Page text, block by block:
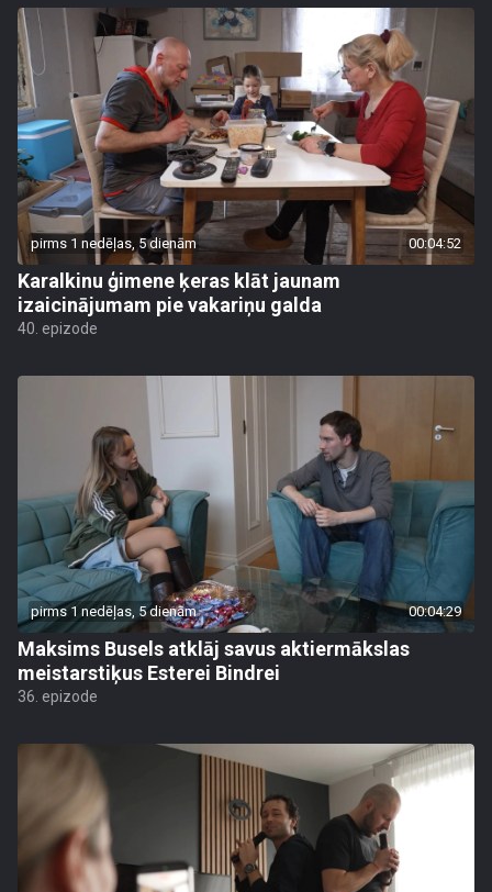
pirms 1 nedēļas, 5 dienām 00:04:52
Karalkinu ģimene ķeras klāt jaunam
izaicinājumam pie vakariņu galda
40. epizode
pirms 1 nedēļas, 5 dienām 00:04:29
Maksims Busels atklāj savus aktiermākslas
meistarstiķus Esterei Bindrei
36. epizode